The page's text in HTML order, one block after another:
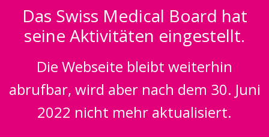
Das Swiss Medical Board hat
seine Aktivitäten eingestellt.
Die Webseite bleibt weiterhin
abrufbar, wird aber nach dem 30. Juni
2022 nicht mehr aktualisiert.